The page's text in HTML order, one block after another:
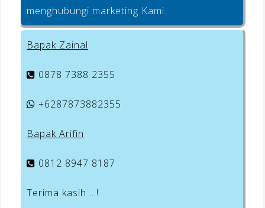
menghubungi marketing Kami.
Bapak Zainal
0878 7388 2355
+6287873882355
Bapak Arifin
0812 8947 8187
Terima kasih …!